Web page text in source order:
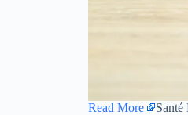
Read More Santé